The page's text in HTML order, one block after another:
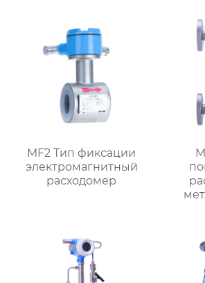
MF2 Тип фиксации
электромагнитный
расходомер